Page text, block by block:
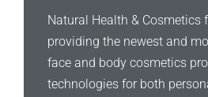
m
Natural Health & Cosmetics
providing the newest and
face and body cosmetics
technologies for both